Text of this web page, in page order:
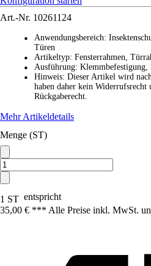
Art.-Nr. 10261124
■ Anwendungsbereich:
Türen
■ Artikeltyp: Fensterrahmen,
■ Ausführung: Klemmbefestigung,
■ Hinweis: Dieser Artikel wird
haben daher kein
Rückgaberecht.
Mehr Artikeldetails
Menge (ST)
1 ST entspricht
35,00 € *** Alle Preise inkl. MwSt.